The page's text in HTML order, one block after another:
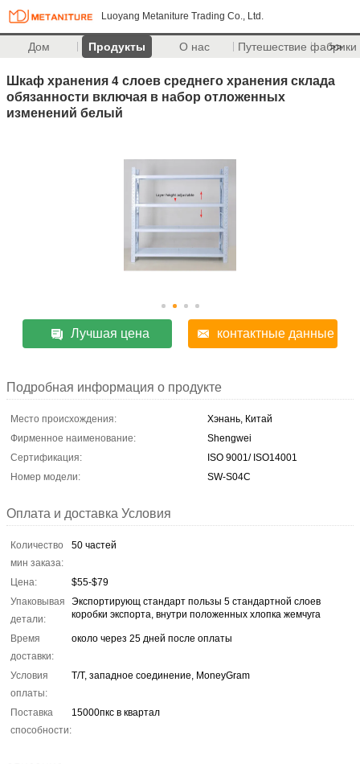
Luoyang Metaniture Trading Co., Ltd.
Дом Продукты О нас Путешествие фабрики
>>
Шкаф хранения 4 слоев среднего хранения склада
обязанности включая в набор отложенных
изменений белый
Лучшая цена контактные данные
Подробная информация о продукте
Место происхождения:
Хэнань, Китай
Фирменное наименование:
Shengwei
Сертификация:
ISO 9001/ ISO14001
Номер модели:
SW-S04C
Оплата и доставка Условия
Количество
мин заказа:
50 частей
Цена:
$55-$79
Упаковывая
детали:
Экспортирующ стандарт пользы 5 стандартной слоев
коробки экспорта, внутри положенных хлопка жемчуга
Время
доставки:
около через 25 дней после оплаты
Условия
оплаты:
T/T, западное соединение, MoneyGram
Поставка
способности:
15000пкс в квартал